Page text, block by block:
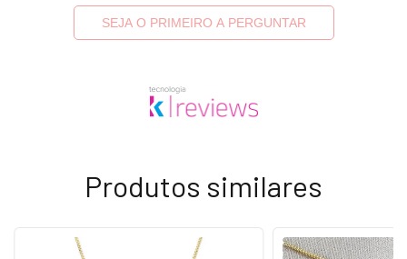
SEJA O PRIMEIRO A PERGUNTAR
Produtos similares